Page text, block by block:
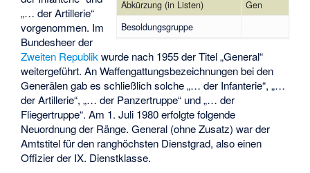
Abkürzung (in Listen)
Gen
Besoldungsgruppe
„… der Artillerie“
vorgenommen. Im
Bundesheer der
Zweiten Republik wurde nach 1955 der Titel „General“
weitergeführt. An Waffengattungsbezeichnungen bei den
Generälen gab es schließlich solche „… der Infanterie“, „…
der Artillerie“, „… der Panzertruppe“ und „… der
Fliegertruppe“. Am 1. Juli 1980 erfolgte folgende
Neuordnung der Ränge. General (ohne Zusatz) war der
Amtstitel für den ranghöchsten Dienstgrad, also einen
Offizier der IX. Dienstklasse.